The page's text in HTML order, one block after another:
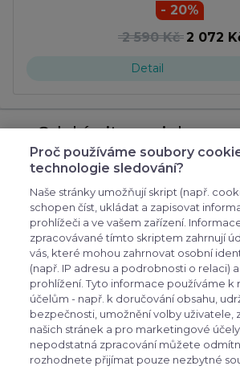
- 20%
2 590 Kč 2 072
Detail
Odebírejte novinky
přihlašte se k odběru novinek,
neuniklo
Zákaznické menuexpand_more
Proč používáme soubory
technologie sledování?
Naše stránky umožňují skript (např.
schopen číst, ukládat a zapisovat
prohlížeči a ve vašem zařízení.
zpracovávané tímto skriptem zahrnují
vás, které mohou zahrnovat osobní
(např. IP adresu a podrobnosti o relaci)
prohlížení. Tyto informace používáme k
účelům - např. k doručování obsahu,
bezpečnosti, umožnění volby uživatele,
našich stránek a pro marketingové
nepodstatná zpracování můžete
rozhodnete přijímat pouze nezbytné